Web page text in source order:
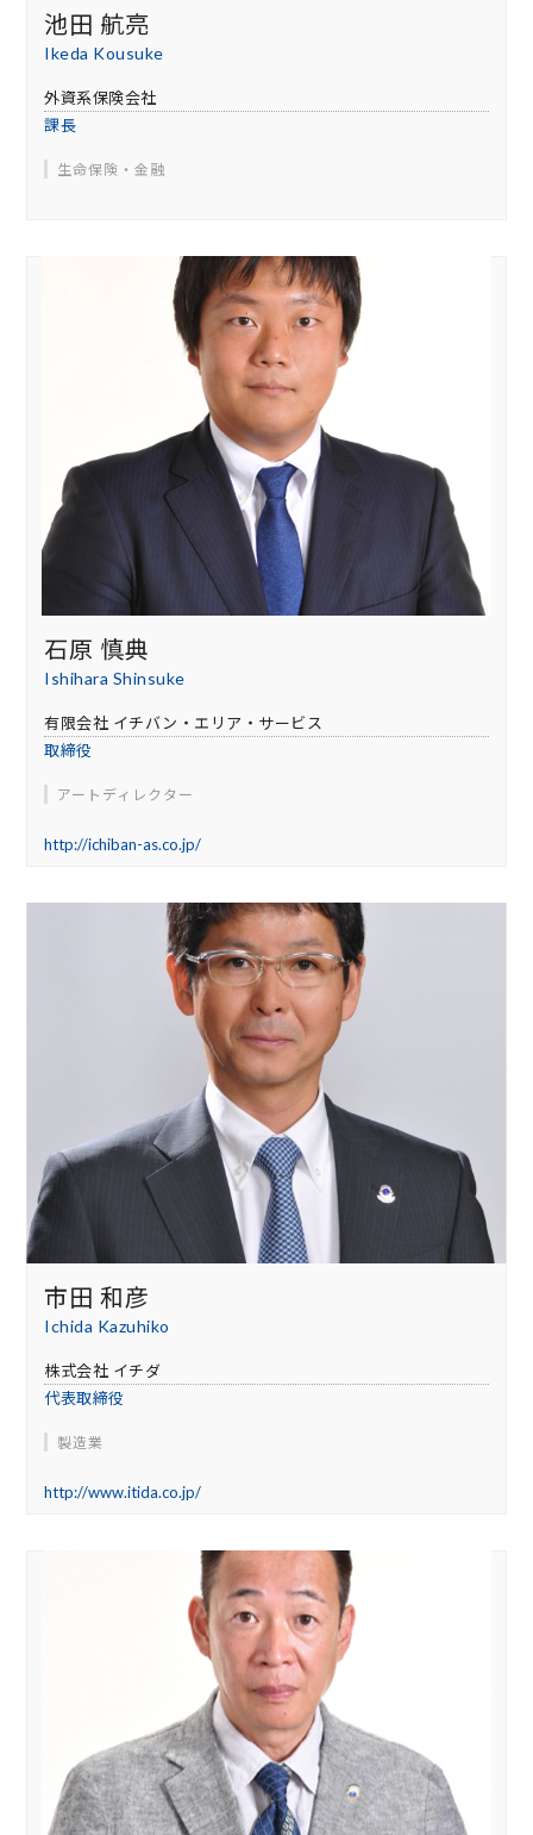
池田 航亮
Ikeda Kousuke
外資系保険会社
課長
生命保険・金融
石原 慎典
Ishihara Shinsuke
有限会社 イチバン・エリア・サービス
取締役
アートディレクター
http://ichiban-as.co.jp/
市田 和彦
Ichida Kazuhiko
株式会社 イチダ
代表取締役
製造業
http://www.itida.co.jp/